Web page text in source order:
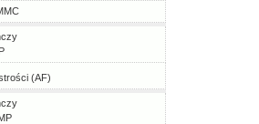
(AF)